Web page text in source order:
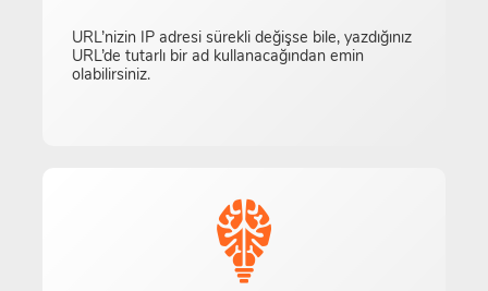
URL’nizin IP adresi sürekli değişse bile, yazdığınız
URL’de tutarlı bir ad kullanacağından emin
olabilirsiniz.